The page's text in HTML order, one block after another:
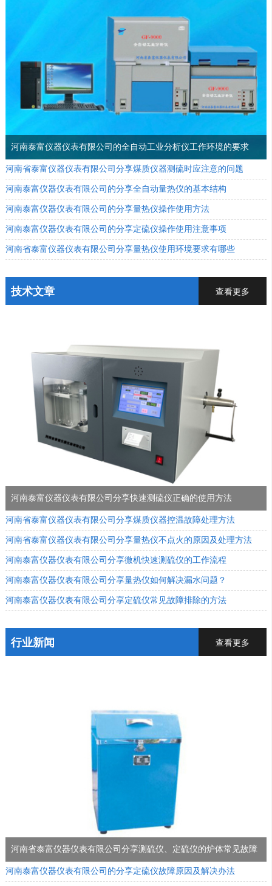
河南泰富仪器仪表有限公司的全自动工业分析仪工作环境的要求
河南省泰富仪器仪表有限公司分享煤质仪器测硫时应注意的问题
河南泰富仪器仪表有限公司的分享全自动量热仪的基本结构
河南泰富仪器仪表有限公司的分享量热仪操作使用方法
河南泰富仪器仪表有限公司的分享定硫仪操作使用注意事项
河南省泰富仪器仪表有限公司分享量热仪使用环境要求有哪些
技术文章 查看更多
河南泰富仪器仪表有限公司分享快速测硫仪正确的使用方法
河南省泰富仪器仪表有限公司分享煤质仪器控温故障处理方法
河南省泰富仪器仪表有限公司分享量热仪不点火的原因及处理方法
河南泰富仪器仪表有限公司分享微机快速测硫仪的工作流程
河南泰富仪器仪表有限公司分享量热仪如何解决漏水问题？
河南泰富仪器仪表有限公司分享定硫仪常见故障排除的方法
行业新闻 查看更多
河南省泰富仪器仪表有限公司分享测硫仪、定硫仪的炉体常见故障
河南泰富仪器仪表有限公司的分享定硫仪故障原因及解决办法